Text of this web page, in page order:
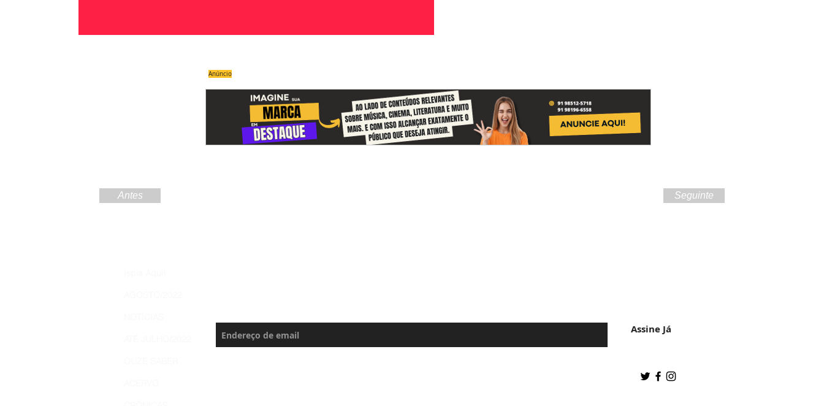
Anúncio
Antes Seguinte
Assine Já